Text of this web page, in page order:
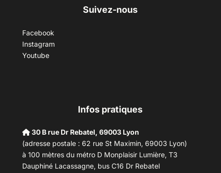
Suivez-nous
Facebook
Instagram
Youtube
Infos pratiques
30 B rue Dr Rebatel, 69003 Lyon
(adresse postale : 62 rue St Maximin, 69003 Lyon)
à 100 mètres du métro D Monplaisir Lumière, T3
Dauphiné Lacassagne, bus C16 Dr Rebatel